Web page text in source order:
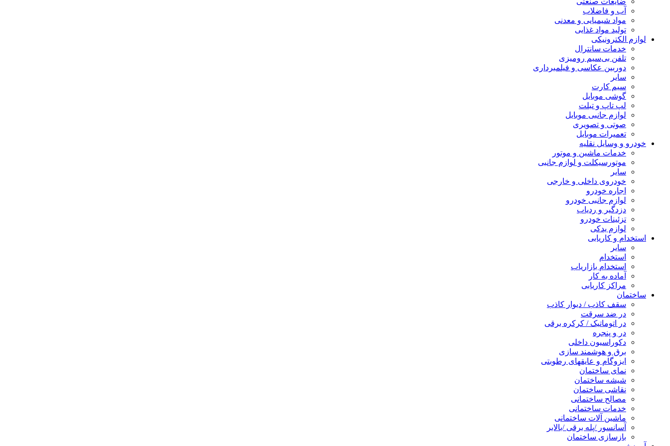
آب و فاضلاب
مواد شیمیایی و معدنی
تولید مواد غذایی
لوازم الکترونیکی
خدمات سانترال
تلفن بی‌سیم رومیزی
دوربین عکاسی و فیلمبرداری
سایر
سیم کارت
گوشی موبایل
لپ تاپ و تبلت
لوازم جانبی موبایل
صوتی و تصویری
تعمیرات موبایل
خودرو و وسایل نقلیه
خدمات ماشین و موتور
موتورسیکلت و لوازم جانبی
سایر
خودروی داخلی و خارجی
اجاره خودرو
لوازم جانبی خودرو
دزدگیر و ردیاب
تزئینات خودرو
لوازم یدکی
استخدام و کاریابی
سایر
استخدام
استخدام بازاریاب
آماده به کار
مراکز کاریابی
ساختمان
سقف کاذب / دیوار کاذب
در ضد سرقت
در اتوماتیک / کرکره برقی
در و پنجره
دکوراسیون داخلی
برق و هوشمند سازی
ایزوگام و عایقهای رطوبتی
نمای ساختمان
شیشه ساختمان
نقاشی ساختمان
مصالح ساختمانی
خدمات ساختمانی
ماشین آلات ساختمانی
آسانسور /پله برقی /بالابر
بازسازی ساختمان